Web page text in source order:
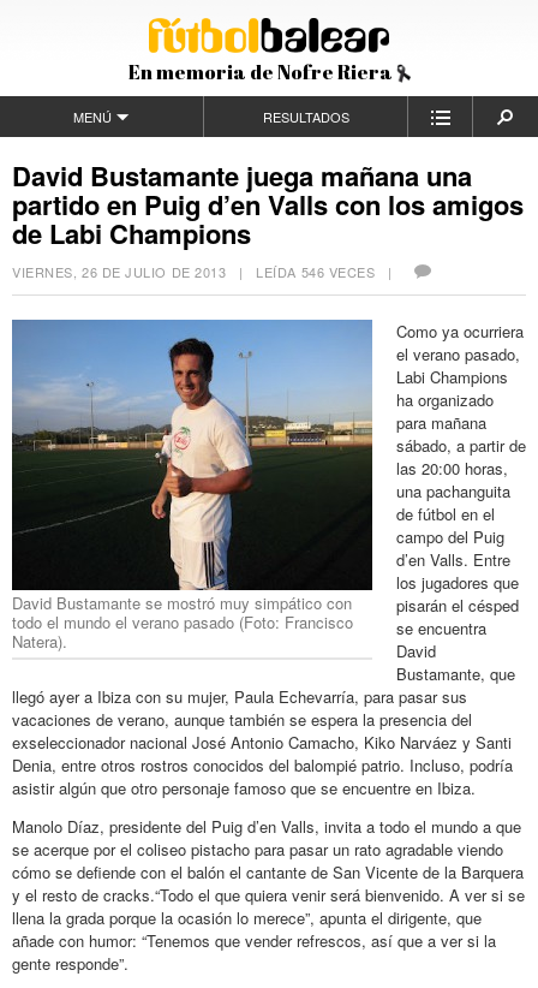
En memoria de Nofre Riera
MENÚ RESULTADOS
David Bustamante juega mañana una
partido en Puig d’en Valls con los amigos
de Labi Champions
VIERNES, 26 DE JULIO DE 2013 | LEÍDA 546 VECES |
David Bustamante se mostró muy simpático con
todo el mundo el verano pasado (Foto: Francisco
Natera).
Como ya ocurriera
el verano pasado,
Labi Champions
ha organizado
para mañana
sábado, a partir de
las 20:00 horas,
una pachanguita
de fútbol en el
campo del Puig
d’en Valls. Entre
los jugadores que
pisarán el césped
se encuentra
David
Bustamante, que
llegó ayer a Ibiza con su mujer, Paula Echevarría, para pasar sus
vacaciones de verano, aunque también se espera la presencia del
exseleccionador nacional José Antonio Camacho, Kiko Narváez y Santi
Denia, entre otros rostros conocidos del balompié patrio. Incluso, podría
asistir algún que otro personaje famoso que se encuentre en Ibiza.
Manolo Díaz, presidente del Puig d’en Valls, invita a todo el mundo a que
se acerque por el coliseo pistacho para pasar un rato agradable viendo
cómo se defiende con el balón el cantante de San Vicente de la Barquera
y el resto de cracks.“Todo el que quiera venir será bienvenido. A ver si se
llena la grada porque la ocasión lo merece”, apunta el dirigente, que
añade con humor: “Tenemos que vender refrescos, así que a ver si la
gente responde”.